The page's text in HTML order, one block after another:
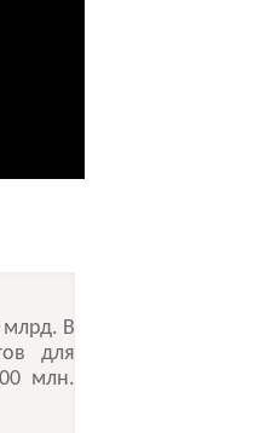
млрд. В
для
млн.